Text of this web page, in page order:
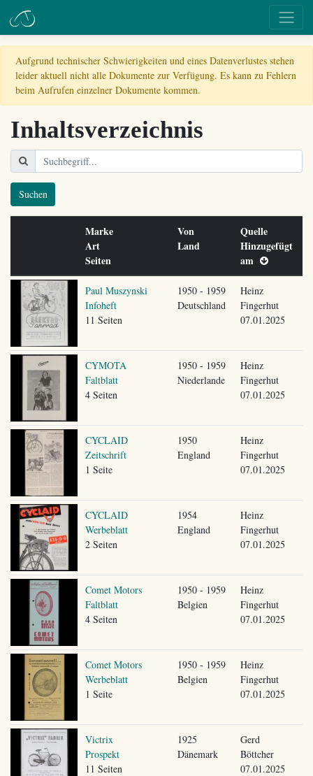
Aufgrund technischer Schwierigkeiten und eines Datenverlustes stehen
leider aktuell nicht alle Dokumente zur Verfügung. Es kann zu Fehlern
beim Aufrufen einzelner Dokumente kommen.
Inhaltsverzeichnis
Suchen
Marke
Art
Seiten
Von
Land
Quelle
Hinzugefügt
am
Paul Muszynski
Infoheft
11 Seiten
1950 - 1959
Deutschland
Heinz
Fingerhut
07.01.2025
CYMOTA
Faltblatt
4 Seiten
1950 - 1959
Niederlande
Heinz
Fingerhut
07.01.2025
CYCLAID
Zeitschrift
1 Seite
1950
England
Heinz
Fingerhut
07.01.2025
CYCLAID
Werbeblatt
2 Seiten
1954
England
Heinz
Fingerhut
07.01.2025
Comet Motors
Faltblatt
4 Seiten
1950 - 1959
Belgien
Heinz
Fingerhut
07.01.2025
Comet Motors
Werbeblatt
1 Seite
1950 - 1959
Belgien
Heinz
Fingerhut
07.01.2025
Victrix
Prospekt
11 Seiten
1925
Dänemark
Gerd
Böttcher
07.01.2025